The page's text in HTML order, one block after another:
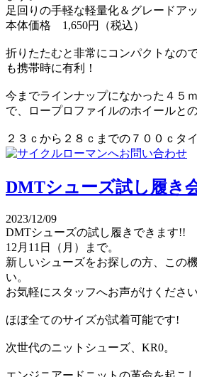
足回りの手軽な軽量化＆グレードア
本体価格 1,650円（税込）
折りたたむと非常にコンパクトなの
も携帯時に有利！
今までラインナップになかった４５
で、ロープロファイルのホイールと
２３ｃから２８ｃまでの７００ｃタ
DMTシューズ試し履き
2023/12/09
DMTシューズの試し履きできます!!
12月11日（月）まで。
新しいシューズをお探しの方、この
い。
お気軽にスタッフへお声がけください
ほぼ全てのサイズが試着可能です!
次世代のニットシューズ、KR0。